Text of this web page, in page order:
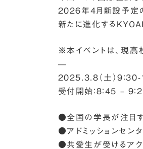
2026年4月新設予定の
新たに進化するKYOAI
※本イベントは、現高
—
2025.3.8（土）9：30-
受付開始：8：45 – 9：
●全国の学長が注目す
●アドミッションセン
●共愛生が受けるアク